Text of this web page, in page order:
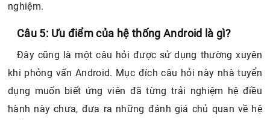
nghiệm.
Câu 5: Ưu điểm của hệ thống Android là gì?
Đây cũng là một câu hỏi được sử dụng thường xuyên
khi phỏng vấn Android. Mục đích câu hỏi này nhà tuyển
dụng muốn biết ứng viên đã từng trải nghiệm hệ điều
hành này chưa, đưa ra những đánh giá chủ quan về hệ